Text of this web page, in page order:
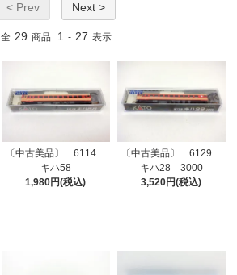
< Prev Next >
全 29 商品 1 - 27 表示
〔中古美品〕 6114
キハ58
1,980円(税込)
〔中古美品〕 6129
キハ28 3000
3,520円(税込)